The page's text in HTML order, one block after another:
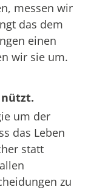
messen wir
das dem
einen
wir sie um.
um der
das Leben
statt
zu